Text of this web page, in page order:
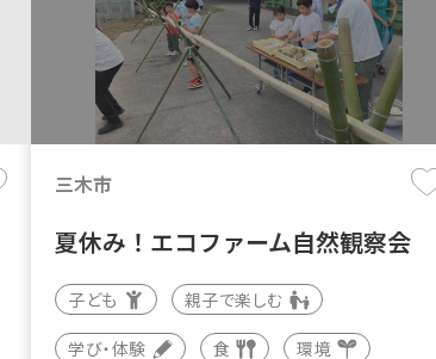
三木市
夏休み！エコファーム自然観察会
子ども 親子で楽しむ
学び・体験 食 環境